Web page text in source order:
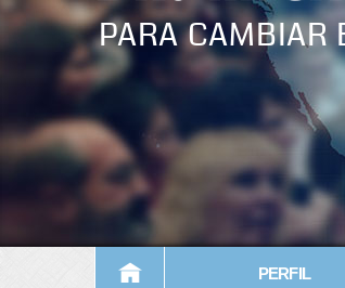
PARA CAMBIAR
PERFIL